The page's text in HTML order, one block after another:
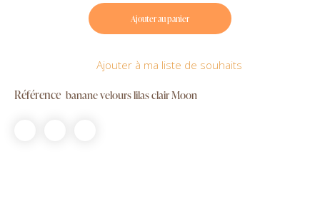
Ajouter au panier
Ajouter à ma liste de souhaits
Référence banane velours lilas clair Moon